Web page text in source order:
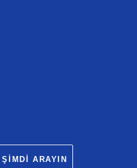
ŞIMDI ARAYIN